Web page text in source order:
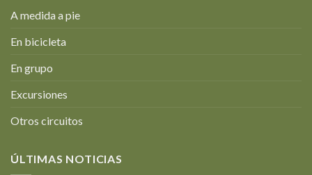
A medida a pie
En bicicleta
En grupo
Excursiones
Otros circuitos
ÚLTIMAS NOTICIAS